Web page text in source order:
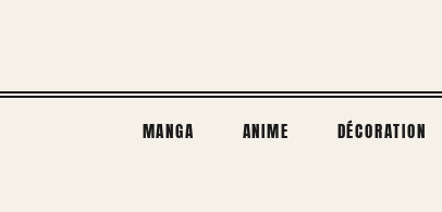
MANGA ANIME DÉCORATION